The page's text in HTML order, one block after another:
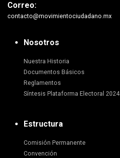
Correo:
contacto@movimientociudadano.mx
Nosotros
Nuestra Historia
Documentos Básicos
Reglamentos
Síntesis Plataforma Electoral 2024
Estructura
Comisión Permanente
Convención